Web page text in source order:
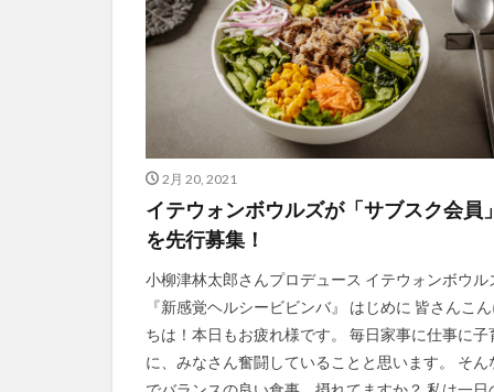
2月 20, 2021
イテウォンボウルズが「サブスク会員
を先行募集！
小柳津林太郎さんプロデュース イテウォンボウル
『新感覚ヘルシービビンバ』 はじめに 皆さんこ
ちは！本日もお疲れ様です。 毎日家事に仕事に子
に、みなさん奮闘していることと思います。 そん